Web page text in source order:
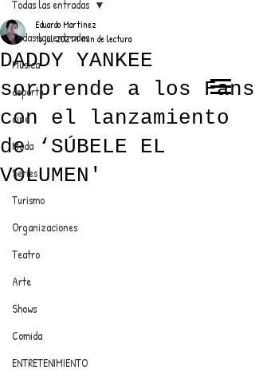
ANUNCIATE CON NOSOTROS
PARA MÁS INFORMACIÓN:
dinamicaseltrendytop@gmail.com
EL TRENDY TOP
CON EDDY MARTINEZ
Todas las entradas
Música
deporte
cine
Moda
Series
Turismo
Organizaciones
Teatro
Arte
Shows
Comida
ENTRETENIMIENTO
Todas las entradas
DADDY YANKEE
sorprende a los Fans
con el lanzamiento
de ‘SÚBELE EL
VOLUMEN'
Eduardo Martínez
16 jul 20211 min de lectura